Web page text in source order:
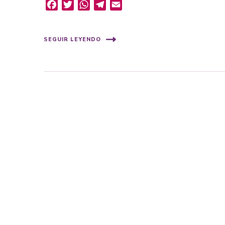
FacebookTwitterWhatsAppTelegram
SEGUIR LEYENDO